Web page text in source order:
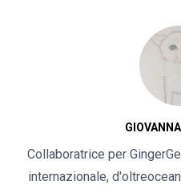
Collaboratrice per
internazionale,